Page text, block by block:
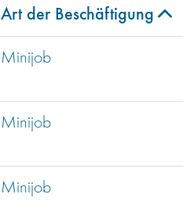
Art der Beschäftigung
Minijob
Minijob
Minijob